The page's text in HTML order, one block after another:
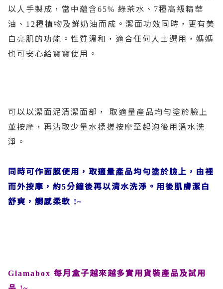
以人手製成，當中蘊含65% 綠茶水、 7種高級精華
油、 12種植物及鮮奶油而成。潔面功效同時，更有美
白亮肌的功能。性質溫和，適合任何人士選用，媽媽
也可安心給寶寶使用。
可以以潔面泥清潔面部，
取適量產品均勻塗於臉上
並按摩，再沾取少量水揉搓按摩至起泡後用溫水洗
淨。
同時可作面膜使用，取適量產品均勻塗於臉上，由裡
而外按摩，約5分鐘後再以清水洗淨。用後肌膚潔白
舒爽，觸感柔軟 !~
Glamabox 每月盒子越來越多實用貨裝產品及試用